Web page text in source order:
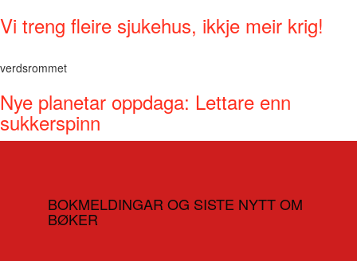
Vi treng fleire sjukehus, ikkje meir krig!
verdsrommet
Nye planetar oppdaga: Lettare enn
sukkerspinn
BOKMELDINGAR OG SISTE NYTT OM
BØKER